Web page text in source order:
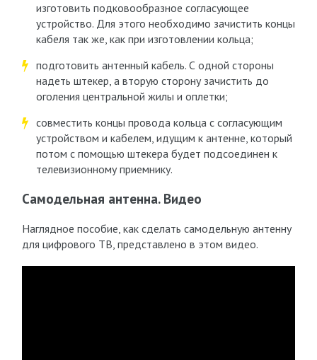
изготовить подковообразное согласующее
устройство. Для этого необходимо зачистить концы
кабеля так же, как при изготовлении кольца;
подготовить антенный кабель. С одной стороны
надеть штекер, а вторую сторону зачистить до
оголения центральной жилы и оплетки;
совместить концы провода кольца с согласующим
устройством и кабелем, идущим к антенне, который
потом с помощью штекера будет подсоединен к
телевизионному приемнику.
Самодельная антенна. Видео
Наглядное пособие, как сделать самодельную антенну
для цифрового ТВ, представлено в этом видео.